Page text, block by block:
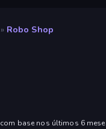
» Robo Shop
com base nos últimos 6